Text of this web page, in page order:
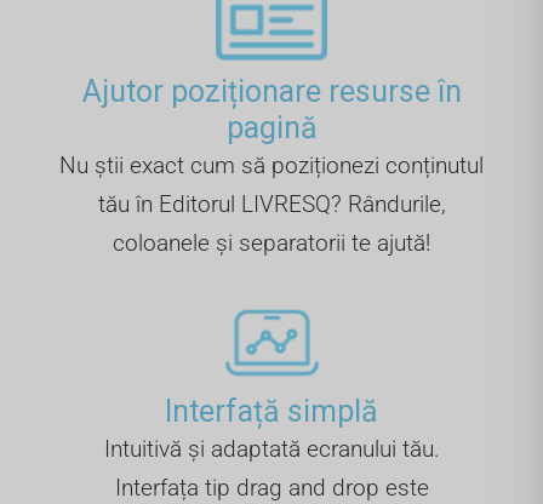
Ajutor poziționare resurse în
pagină
Nu știi exact cum să poziționezi conținutul
tău în Editorul LIVRESQ? Rândurile,
coloanele și separatorii te ajută!
Interfață simplă
Intuitivă și adaptată ecranului tău.
Interfața tip drag and drop este